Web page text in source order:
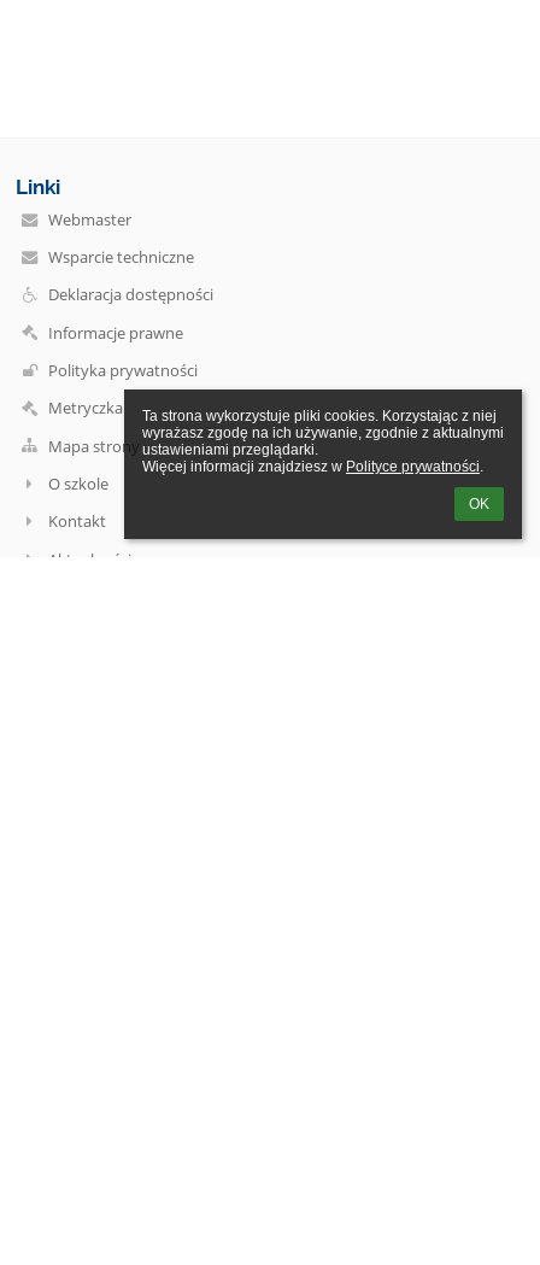
Ta strona wykorzystuje pliki cookies. Korzystając z niej
wyrażasz zgodę na ich używanie, zgodnie z aktualnymi
ustawieniami przeglądarki.
Więcej informacji znajdziesz w Polityce prywatności.
OK
Linki
Webmaster
Wsparcie techniczne
Deklaracja dostępności
Informacje prawne
Polityka prywatności
Metryczka
Mapa strony
O szkole
Kontakt
Aktualności